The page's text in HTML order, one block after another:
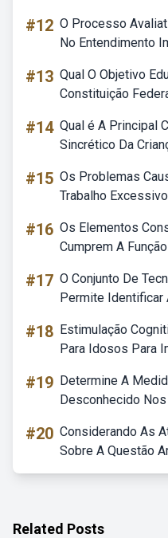
#12 O Processo
No Entendimento
#13 Qual O Objetivo
Constituição
#14 Qual é A Principal
Sincrético Da
#15 Os Problemas
Trabalho
#16 Os Elementos
Cumprem A
#17 O Conjunto De
Permite Identificar
#18 Estimulação
Para Idosos Para
#19 Determine A
Desconhecido
#20 Considerando As
Sobre A Questão
Related Posts